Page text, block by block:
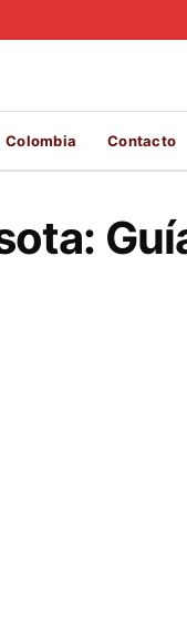
Colombia Contacto